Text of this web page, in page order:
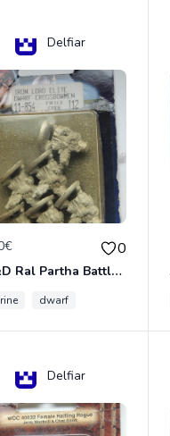
Delfiar
0
AD&D Ral Partha Battlesystem Miniatures Pack Iron Lord Dwarf Crossbowmen 11-854
dwarf
Delfiar